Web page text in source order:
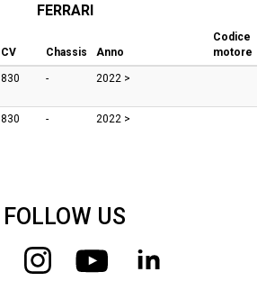
FERRARI
CV Chassis Anno
Codice
motore
830 - 2022 >
830 - 2022 >
FOLLOW US